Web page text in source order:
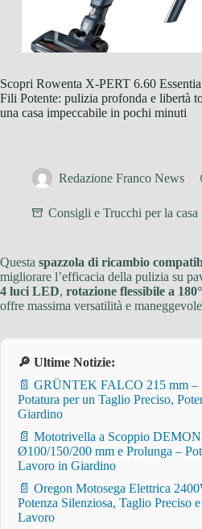
Scopri Rowenta X-PERT 6.60
Fili Potente: pulizia profonda e libertà
una casa impeccabile in pochi minuti
Redazione Franco News
Consigli e Trucchi per la casa
Questa spazzola di ricambio
migliorare l’efficacia della pulizia su
4 luci LED, rotazione flessibile a 180°
offre massima versatilità e
🔎 Ultime Notizie:
📄 GRÜNTEK FALCO 215 mm –
Potatura per un Taglio Preciso,
Giardino
📄 Mototrivella a Scoppio
Ø100/150/200 mm e Prolunga –
Lavoro in Giardino
📄 Oregon Motosega Elettrica
Potenza Silenziosa, Taglio Preciso
Lavoro